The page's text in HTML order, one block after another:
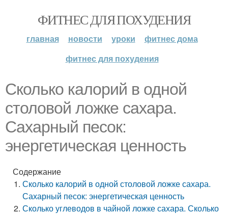
ФИТНЕС ДЛЯ ПОХУДЕНИЯ
главная новости уроки
фитнес дома
фитнес для похудения
Сколько калорий в одной
столовой ложке сахара.
Сахарный песок:
энергетическая ценность
Содержание
Сколько калорий в одной столовой ложке сахара.
Сахарный песок: энергетическая ценность
Сколько углеводов в чайной ложке сахара. Сколько